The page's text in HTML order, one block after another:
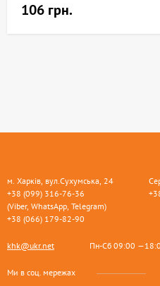
106 грн.
м. Харків, вул.Сухумська, 24
+38 (099) 316-76-36
(Viber, WhatsApp, Telegram)
+38 (066) 179-82-90
khk@ukr.net Пн-Сб 09:00
Ми в соц. мережах